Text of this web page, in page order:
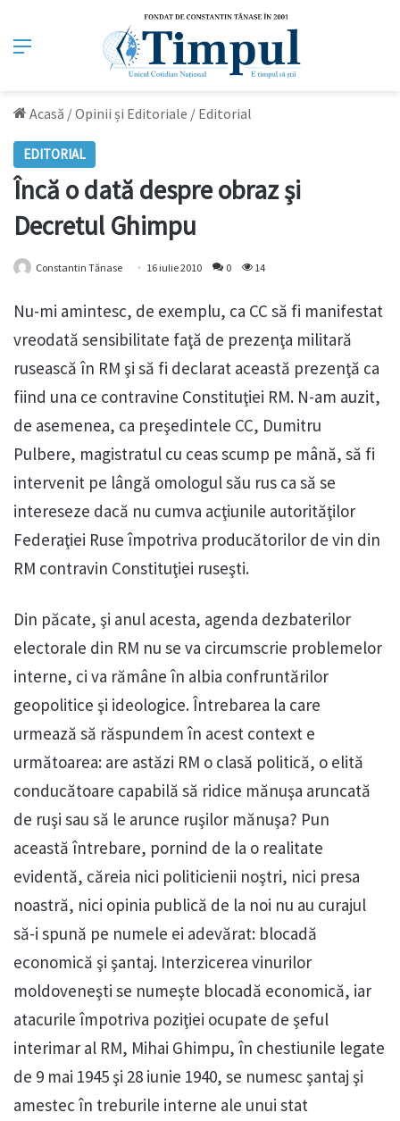
Meniu
Acasă /Opinii și Editoriale / Editorial
EDITORIAL
Încă o dată despre obraz şi
Decretul Ghimpu
Constantin Tănase 16 iulie 2010 0 14
Nu-mi amintesc, de exemplu, ca CC să fi manifestat
vreodată sensibilitate faţă de prezenţa militară
rusească în RM şi să fi declarat această prezenţă ca
fiind una ce contravine Constituţiei RM. N-am auzit,
de asemenea, ca preşedintele CC, Dumitru
Pulbere, magistratul cu ceas scump pe mână, să fi
intervenit pe lângă omologul său rus ca să se
intereseze dacă nu cumva acţiunile autorităţilor
Federaţiei Ruse împotriva producătorilor de vin din
RM contravin Constituţiei ruseşti.
Din păcate, şi anul acesta, agenda dezbaterilor
electorale din RM nu se va circumscrie problemelor
interne, ci va rămâne în albia confruntărilor
geopolitice şi ideologice. Întrebarea la care
urmează să răspundem în acest context e
următoarea: are astăzi RM o clasă politică, o elită
conducătoare capabilă să ridice mănuşa aruncată
de ruşi sau să le arunce ruşilor mănuşa? Pun
această întrebare, pornind de la o realitate
evidentă, căreia nici politicienii noştri, nici presa
noastră, nici opinia publică de la noi nu au curajul
să-i spună pe numele ei adevărat: blocadă
economică şi şantaj. Interzicerea vinurilor
moldoveneşti se numeşte blocadă economică, iar
atacurile împotriva poziţiei ocupate de şeful
interimar al RM, Mihai Ghimpu, în chestiunile legate
de 9 mai 1945 şi 28 iunie 1940, se numesc şantaj şi
amestec în treburile interne ale unui stat